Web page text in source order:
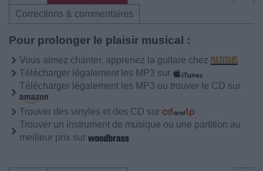
Corrections & commentaires
Pour prolonger le plaisir musical :
Vous aimez chanter, apprenez la guitare chez
Télécharger légalement les MP3 sur
Télécharger légalement les MP3 ou trouver le CD sur
Trouver des vinyles et des CD sur
Trouver un instrument de musique ou une partition au
meilleur prix sur